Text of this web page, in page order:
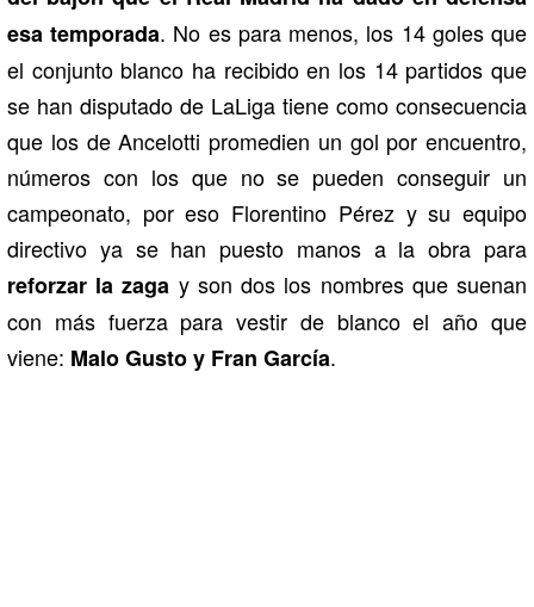
esa temporada. No es para menos, los 14 goles que
el conjunto blanco ha recibido en los 14 partidos que
se han disputado de LaLiga tiene como consecuencia
que los de Ancelotti promedien un gol por encuentro,
números con los que no se pueden conseguir un
campeonato, por eso Florentino Pérez y su equipo
directivo ya se han puesto manos a la obra para
reforzar la zaga y son dos los nombres que suenan
con más fuerza para vestir de blanco el año que
viene: Malo Gusto y Fran García.